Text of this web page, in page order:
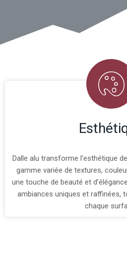
Dalle alu transforme l’esthétique
gamme variée de textures,
une touche de beauté et
ambiances uniques et raffinées,
chaque